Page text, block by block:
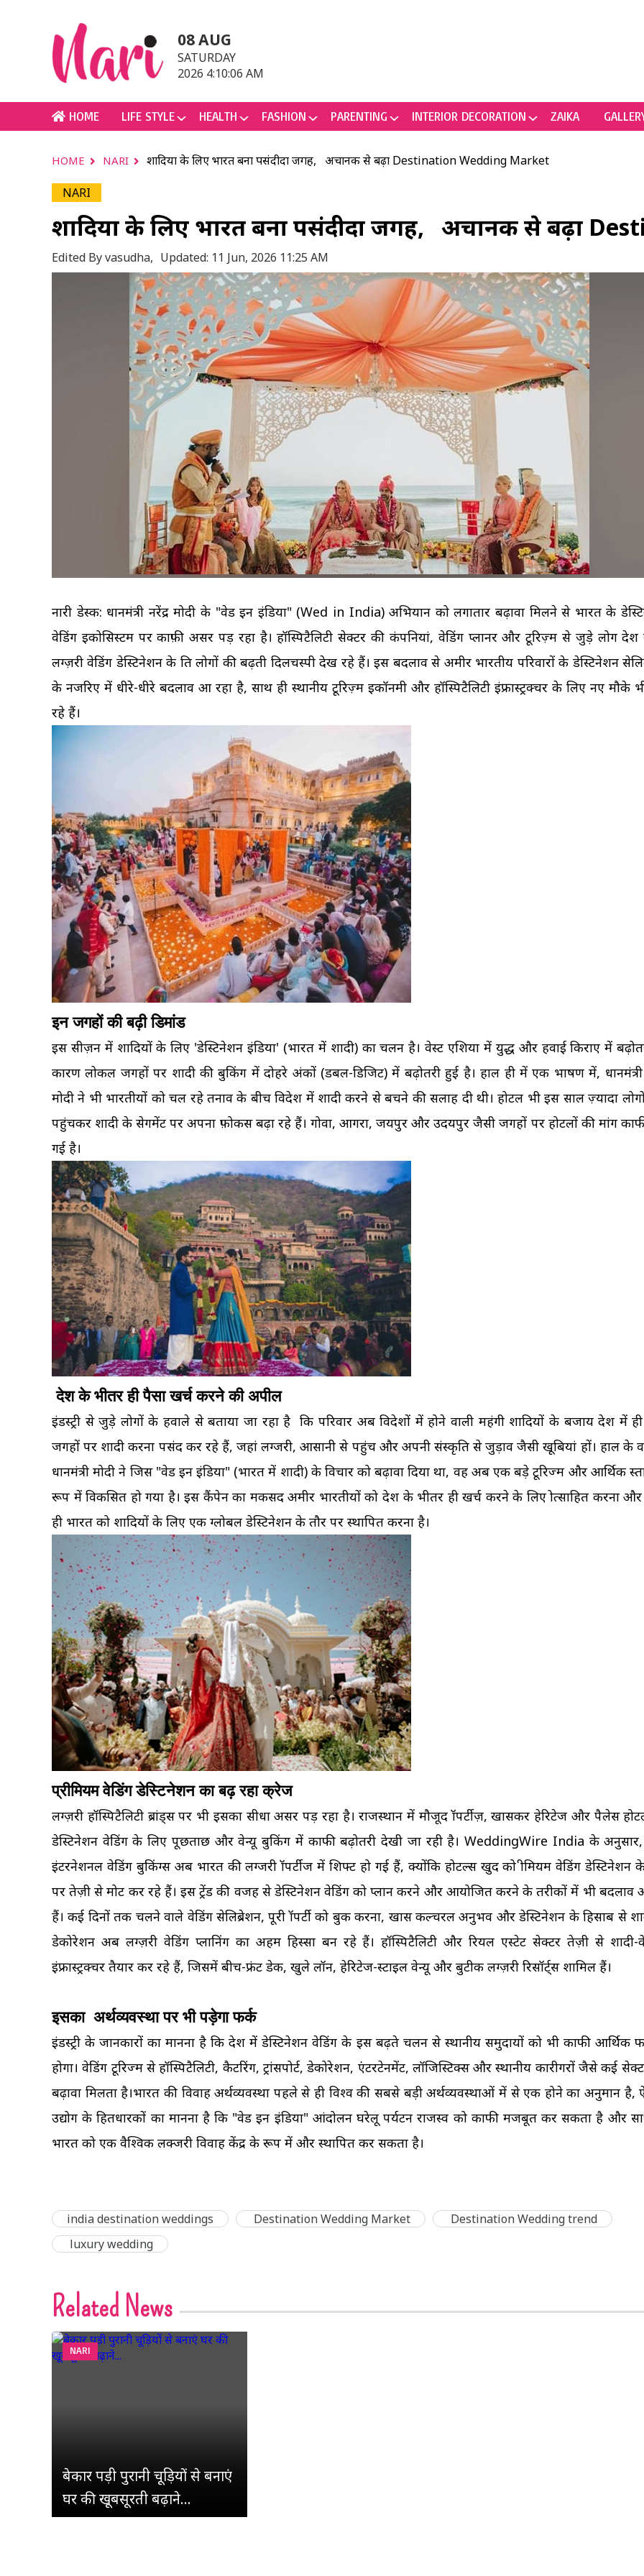
08 AUG
SATURDAY
2026 4:10:06 AM
HOME LIFE STYLE HEALTH FASHION PARENTING INTERIOR DECORATION ZAIKA
HOME NARI शादियों के लिए भारत बना पसंदीदा जगह, अचानक से बढ़ा Destination Wedding Market
NARI
शादियों के लिए भारत बना पसंदीदा जगह, अचानक से बढ़ा
Edited By vasudha, Updated: 11 Jun, 2026 11:25 AM
नारी डेस्क: प्रधानमंत्री नरेंद्र मोदी के "वेड इन इंडिया" (Wed in India) अभियान को लगातार बढ़ावा मिलने से भारत के
वेडिंग इकोसिस्टम पर काफ़ी असर पड़ रहा है। हॉस्पिटैलिटी सेक्टर की कंपनियां, वेडिंग प्लानर और टूरिज़्म से जुड़े लोग देश
लग्ज़री वेडिंग डेस्टिनेशन के प्रति लोगों की बढ़ती दिलचस्पी देख रहे हैं। इस बदलाव से अमीर भारतीय परिवारों के डेस्टिनेशन
के नजरिए में धीरे-धीरे बदलाव आ रहा है, साथ ही स्थानीय टूरिज़्म इकॉनमी और हॉस्पिटैलिटी इंफ्रास्ट्रक्चर के लिए नए मौके
रहे हैं।
इन जगहों की बढ़ी डिमांड
इस सीज़न में शादियों के लिए 'डेस्टिनेशन इंडिया' (भारत में शादी) का चलन है। वेस्ट एशिया में युद्ध और हवाई किराए में
कारण लोकल जगहों पर शादी की बुकिंग में दोहरे अंकों (डबल-डिजिट) में बढ़ोतरी हुई है। हाल ही में एक भाषण में, प्रधानमंत्री
मोदी ने भी भारतीयों को चल रहे तनाव के बीच विदेश में शादी करने से बचने की सलाह दी थी। होटल भी इस साल ज़्यादा
पहुंचकर शादी के सेगमेंट पर अपना फ़ोकस बढ़ा रहे हैं। गोवा, आगरा, जयपुर और उदयपुर जैसी जगहों पर होटलों की मांग
गई है।
देश के भीतर ही पैसा खर्च करने की अपील
इंडस्ट्री से जुड़े लोगों के हवाले से बताया जा रहा है कि परिवार अब विदेशों में होने वाली महंगी शादियों के बजाय देश में
जगहों पर शादी करना पसंद कर रहे हैं, जहां लग्जरी, आसानी से पहुंच और अपनी संस्कृति से जुड़ाव जैसी खूबियां हों। हाल के
प्रधानमंत्री मोदी ने जिस "वेड इन इंडिया" (भारत में शादी) के विचार को बढ़ावा दिया था, वह अब एक बड़े टूरिज्म और आर्थिक
रूप में विकसित हो गया है। इस कैंपेन का मकसद अमीर भारतीयों को देश के भीतर ही खर्च करने के लिए प्रोत्साहित करना
ही भारत को शादियों के लिए एक ग्लोबल डेस्टिनेशन के तौर पर स्थापित करना है।
प्रीमियम वेडिंग डेस्टिनेशन का बढ़ रहा क्रेज
लग्ज़री हॉस्पिटैलिटी ब्रांड्स पर भी इसका सीधा असर पड़ रहा है। राजस्थान में मौजूद प्रॉपर्टीज़, खासकर हेरिटेज और पैलेस
डेस्टिनेशन वेडिंग के लिए पूछताछ और वेन्यू बुकिंग में काफी बढ़ोतरी देखी जा रही है। WeddingWire India के
इंटरनेशनल वेडिंग बुकिंग्स अब भारत की लग्जरी प्रॉपर्टीज में शिफ्ट हो गई हैं, क्योंकि होटल्स खुद को प्रीमियम वेडिंग डेस्टिनेशन
पर तेज़ी से प्रमोट कर रहे हैं। इस ट्रेंड की वजह से डेस्टिनेशन वेडिंग को प्लान करने और आयोजित करने के तरीकों में भी बदलाव
हैं। कई दिनों तक चलने वाले वेडिंग सेलिब्रेशन, पूरी प्रॉपर्टी को बुक करना, खास कल्चरल अनुभव और डेस्टिनेशन के हिसाब से
डेकोरेशन अब लग्ज़री वेडिंग प्लानिंग का अहम हिस्सा बन रहे हैं। हॉस्पिटैलिटी और रियल एस्टेट सेक्टर तेज़ी से शादी-
इंफ्रास्ट्रक्चर तैयार कर रहे हैं, जिसमें बीच-फ्रंट डेक, खुले लॉन, हेरिटेज-स्टाइल वेन्यू और बुटीक लग्ज़री रिसॉर्ट्स शामिल हैं।
इसका अर्थव्यवस्था पर भी पड़ेगा फर्क
इंडस्ट्री के जानकारों का मानना ​​है कि देश में डेस्टिनेशन वेडिंग के इस बढ़ते चलन से स्थानीय समुदायों को भी काफी आर्थिक
होगा। वेडिंग टूरिज्म से हॉस्पिटैलिटी, कैटरिंग, ट्रांसपोर्ट, डेकोरेशन, एंटरटेनमेंट, लॉजिस्टिक्स और स्थानीय कारीगरों जैसे कई
बढ़ावा मिलता है।भारत की विवाह अर्थव्यवस्था पहले से ही विश्व की सबसे बड़ी अर्थव्यवस्थाओं में से एक होने का अनुमान है,
उद्योग के हितधारकों का मानना ​​है कि "वेड इन इंडिया" आंदोलन घरेलू पर्यटन राजस्व को काफी मजबूत कर सकता है और
भारत को एक वैश्विक लक्जरी विवाह केंद्र के रूप में और स्थापित कर सकता है।
india destination weddings Destination Wedding Market
Destination Wedding trend
luxury wedding
Related News
NARI
बेकार पड़ी पुरानी चूड़ियों से बनाएं
घर की खूबसूरती बढ़ाने...
बलिदान देने में भारत की
पुरुषों...
अपने उसूलों पर जिंदगी जी रही
की...
Copper-T के बावजूद हो गई
प्रेग्नेंसी!...
मां का दूध क्यों है शिशु के लिए
अमृत?...